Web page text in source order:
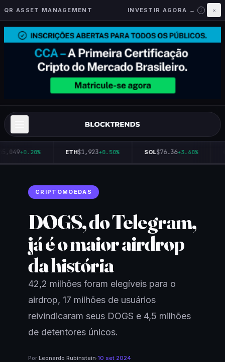
QR ASSET MANAGEMENT INVESTIR AGORA → i ×
+0.20% ETH$1,923+0.50% SOL$76.36+3.60%
CRIPTOMOEDAS
DOGS, do Telegram,
já é o maior airdrop
da história
42,2 milhões foram elegíveis para o
airdrop, 17 milhões de usuários
reivindicaram seus DOGS e 4,5 milhões
de detentores únicos.
Por Leonardo Rubinstein·10 set 2024